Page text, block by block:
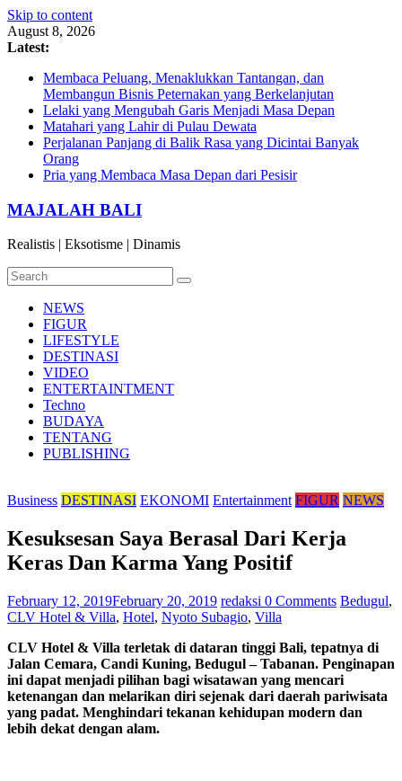
Skip to content
August 8, 2026
Latest:
Membaca Peluang, Menaklukkan Tantangan, dan
Membangun Bisnis Peternakan yang Berkelanjutan
Lelaki yang Mengubah Garis Menjadi Masa Depan
Matahari yang Lahir di Pulau Dewata
Perjalanan Panjang di Balik Rasa yang Dicintai Banyak
Orang
Pria yang Membaca Masa Depan dari Pesisir
MAJALAH BALI
Realistis | Eksotisme | Dinamis
NEWS
FIGUR
LIFESTYLE
DESTINASI
VIDEO
ENTERTAINTMENT
Techno
BUDAYA
TENTANG
PUBLISHING
Business DESTINASI EKONOMI Entertainment FIGUR NEWS
Kesuksesan Saya Berasal Dari Kerja
Keras Dan Karma Yang Positif
February 12, 2019February 20, 2019 redaksi 0 Comments Bedugul,
CLV Hotel & Villa, Hotel, Nyoto Subagio, Villa
CLV Hotel & Villa terletak di dataran tinggi Bali, tepatnya di
Jalan Cemara, Candi Kuning, Bedugul – Tabanan. Penginapan
ini dapat menjadi pilihan bagi wisatawan yang mencari
ketenangan dan melarikan diri sejenak dari daerah pariwisata
yang padat. Menghindari tekanan kehidupan modern dan
lebih dekat dengan alam.